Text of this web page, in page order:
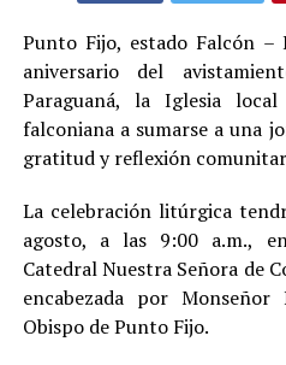
Punto Fijo, estado Falcón
aniversario del
Paraguaná, la Iglesia
falconiana a sumarse a una
gratitud y reflexión
La celebración litúrgica
agosto, a las 9:00 a.m.,
Catedral Nuestra Señora de
encabezada por Monseñor
Obispo de Punto Fijo.